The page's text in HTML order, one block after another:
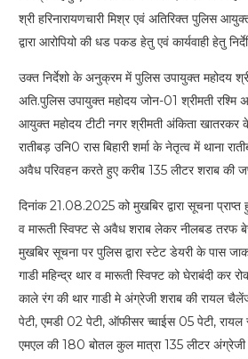
श्री हरिनारायणचारी मिश्र एवं अतिरिक्त पुलिस
द्वारा आरोपियो की धड पकड हेतु एवं कार्यवाही हेतु
उक्त निर्देशो के अनुक्रम में पुलिस उपायुक्त महोदय
अति.पुलिस उपायुक्त महोदय जोन-01 श्रीमती
आयुक्त महोदय टीटी नगर श्रीमती अंकिता खातरकर के
रातीबड़ उनि0 रास बिहारी शर्मा के नेतृत्व में थाना
अवैध परिवहन करते हुए करीब 135 लीटर शराब की
दिनांक 21.08.2025 को मुखबिर द्वारा सूचना
व मारूती स्विफ्ट से अवैध शराब लेकर नीलबड तरफ
मुखबिर सूचना पर पुलिस द्वारा स्टेट डेयरी के पास
गाडी महिन्द्र थार व मारूती स्विफ्ट को घेराबंदी कर
काले रंग की थार गाडी मे अंग्रेजी शराब की रायल
पेटी, एमडी 02 पेटी, ऑफीसर च्वाईस 05 पेटी,
एमएल की 180 बोतल कुल मात्रा 135 लीटर अंग्रेजी